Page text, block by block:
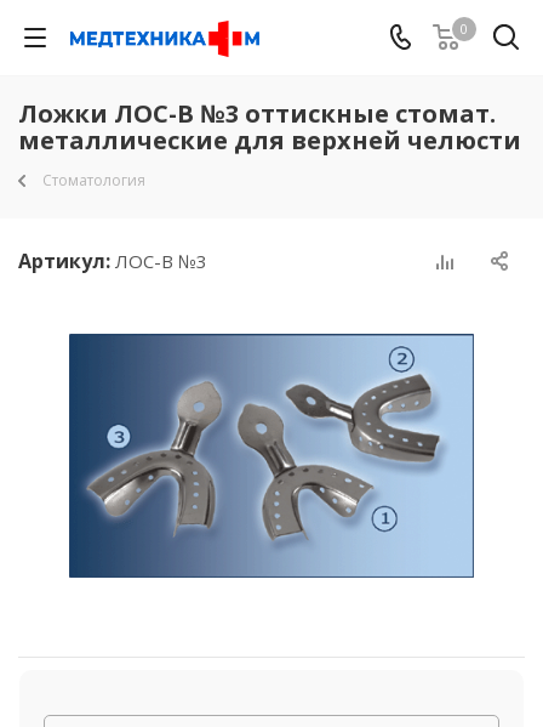
0
Ложки ЛOC-B №3 оттискные стомат.
металлические для верхней челюсти
Стоматология
Артикул: ЛOC-B №3